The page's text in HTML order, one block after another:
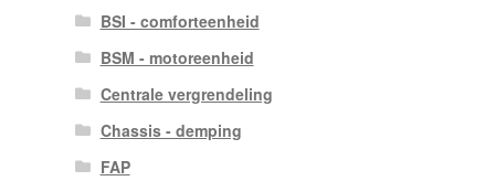
BSI - comforteenheid
BSM - motoreenheid
Centrale vergrendeling
Chassis - demping
FAP